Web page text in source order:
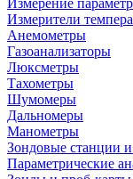
Измерение
Измерители
Анемометры
Газоанализаторы
Люксметры
Тахометры
Шумомеры
Дальномеры
Манометры
Зондовые станции
Параметрические